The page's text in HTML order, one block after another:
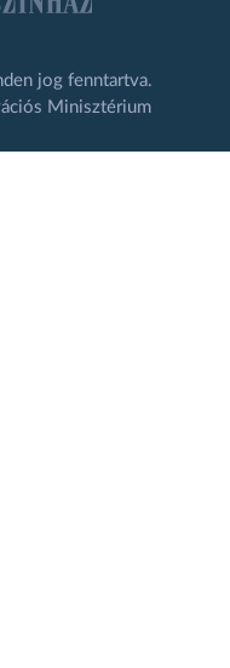
jog fenntartva.
Minisztérium